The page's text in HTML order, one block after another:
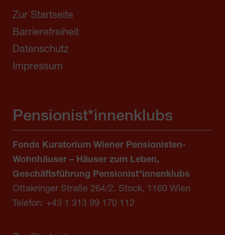
Zur Startseite
Barrierefreiheit
Datenschutz
Impressum
Pensionist*innenklubs
Fonds Kuratorium Wiener Pensionisten-
Wohnhäuser – Häuser zum Leben,
Geschäftsführung Pensionist*innenklubs
Ottakringer Straße 264/2. Stock, 1160 Wien
Telefon: +43 1 313 99 170 112